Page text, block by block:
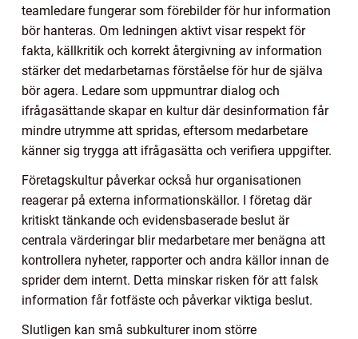
teamledare fungerar som förebilder för hur information
bör hanteras. Om ledningen aktivt visar respekt för
fakta, källkritik och korrekt återgivning av information
stärker det medarbetarnas förståelse för hur de själva
bör agera. Ledare som uppmuntrar dialog och
ifrågasättande skapar en kultur där desinformation får
mindre utrymme att spridas, eftersom medarbetare
känner sig trygga att ifrågasätta och verifiera uppgifter.
Företagskultur påverkar också hur organisationen
reagerar på externa informationskällor. I företag där
kritiskt tänkande och evidensbaserade beslut är
centrala värderingar blir medarbetare mer benägna att
kontrollera nyheter, rapporter och andra källor innan de
sprider dem internt. Detta minskar risken för att falsk
information får fotfäste och påverkar viktiga beslut.
Slutligen kan små subkulturer inom större